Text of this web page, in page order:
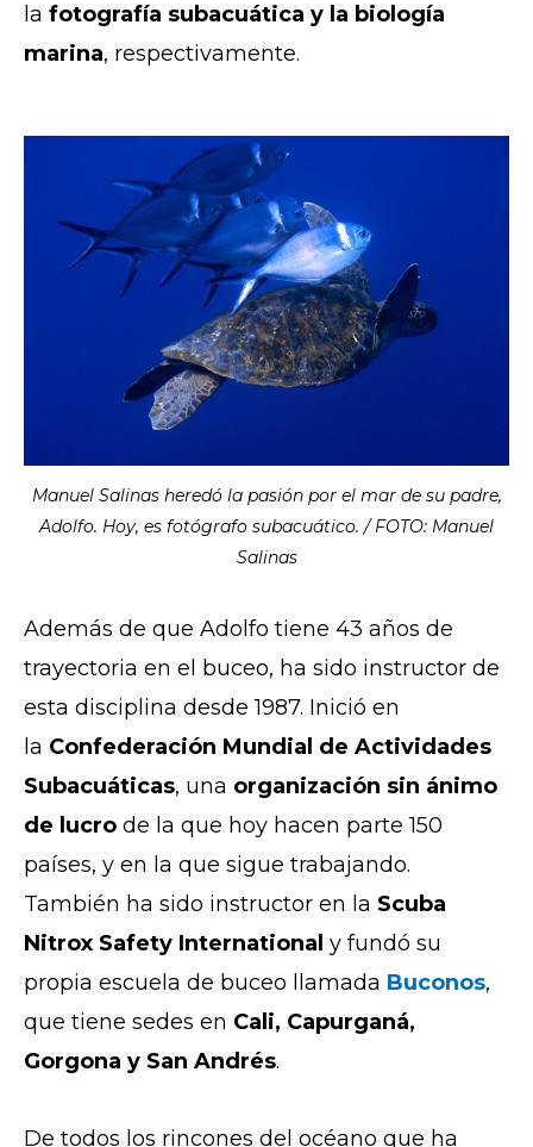
la fotografía subacuática y la biología
marina, respectivamente.
Manuel Salinas heredó la pasión por el mar de su padre,
Adolfo. Hoy, es fotógrafo subacuático. / FOTO: Manuel
Salinas
Además de que Adolfo tiene 43 años de
trayectoria en el buceo, ha sido instructor de
esta disciplina desde 1987. Inició en
la Confederación Mundial de Actividades
Subacuáticas, una organización sin ánimo
de lucro de la que hoy hacen parte 150
países, y en la que sigue trabajando.
También ha sido instructor en la Scuba
Nitrox Safety International y fundó su
propia escuela de buceo llamada Buconos,
que tiene sedes en Cali, Capurganá,
Gorgona y San Andrés.
De todos los rincones del océano que ha